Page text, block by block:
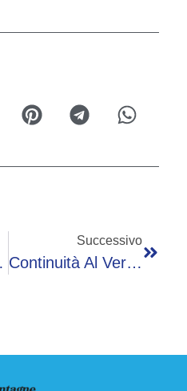
2027”
Successivo
Continuità Al Vertice Di Sport E Salute, Confermati Presidente Mezzaroma, Ad Nepi Molineris E L’intero CdA